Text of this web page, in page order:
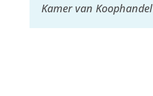
Kamer van Koophandel